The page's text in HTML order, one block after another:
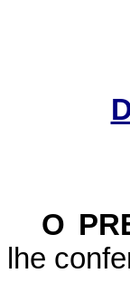
O
lhe